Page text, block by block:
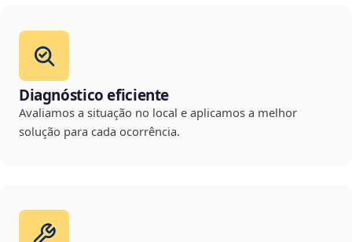
Diagnóstico eficiente
Avaliamos a situação no local e aplicamos a melhor
solução para cada ocorrência.